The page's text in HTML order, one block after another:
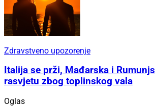
Zdravstveno upozorenje
Italija se prži, Mađarska i
rasvjetu zbog toplinskog vala
Oglas